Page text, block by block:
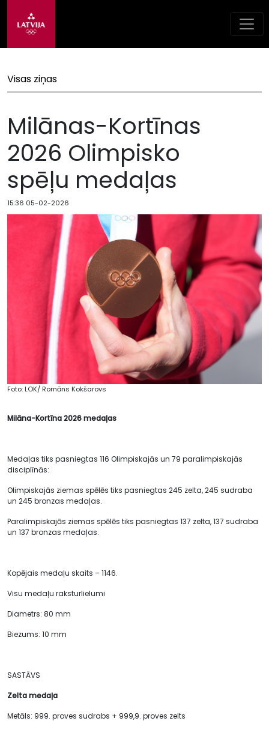
Visas ziņas
Milānas-Kortīnas
2026 Olimpisko
spēļu medaļas
15:36 05-02-2026
Foto: LOK/ Romāns Kokšarovs
Milāna-Kortīna 2026 medaļas
Medaļas tiks pasniegtas 116 Olimpiskajās un 79 paralimpiskajās
disciplīnās:
Olimpiskajās ziemas spēlēs tiks pasniegtas 245 zelta, 245 sudraba
un 245 bronzas medaļas.
Paralimpiskajās ziemas spēlēs tiks pasniegtas 137 zelta, 137 sudraba
un 137 bronzas medaļas.
Kopējais medaļu skaits – 1146.
Visu medaļu raksturlielumi
Diametrs: 80 mm
Biezums: 10 mm
SASTĀVS
Zelta medaļa
Metāls: 999. proves sudrabs + 999,9. proves zelts